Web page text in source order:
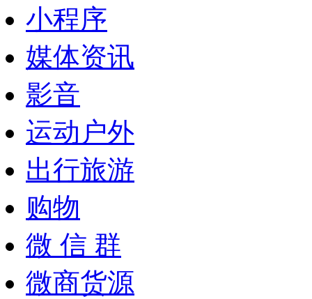
小程序
媒体资讯
影音
运动户外
出行旅游
购物
微 信 群
微商货源